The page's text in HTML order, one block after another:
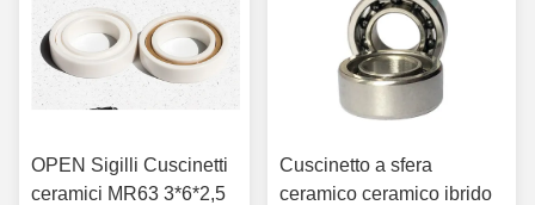
OPEN Sigilli Cuscinetti
ceramici MR63 3*6*2,5
Cuscinetto a sfera
ceramico ceramico ibrido